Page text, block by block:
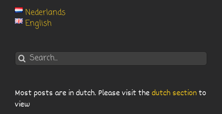
Nederlands
English
Search
for:
Most posts are in dutch. Please visit thedutch sectionto
view